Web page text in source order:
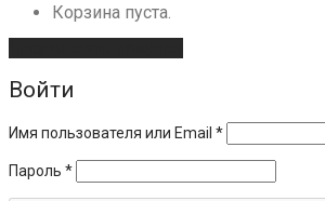
Корзина пуста.
Войти
Имя пользователя или Email *
Пароль *